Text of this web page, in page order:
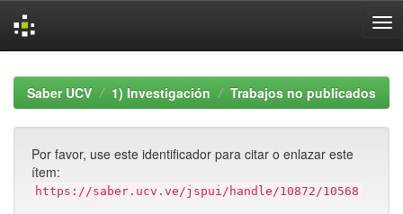
navigationSaber UCV 1) Investigación Trabajos no publicados
Por favor, use este identificador para citar o enlazar este
ítem:
https://saber.ucv.ve/jspui/handle/10872/10568